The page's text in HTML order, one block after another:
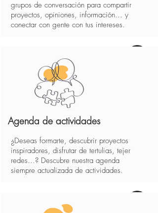
grupos de conversación para compartir
proyectos, opiniones, información... y
conectar con gente con tus intereses.
Agenda de actividades
¿Deseas formarte, descubrir proyectos
inspiradores, disfrutar de tertulias, tejer
redes...? Descubre nuestra agenda
siempre actualizada de actividades.